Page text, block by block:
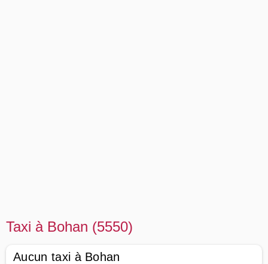
Taxi à Bohan (5550)
Aucun taxi à Bohan